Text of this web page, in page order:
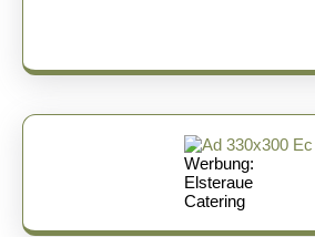
Werbung:
Elsteraue
Catering